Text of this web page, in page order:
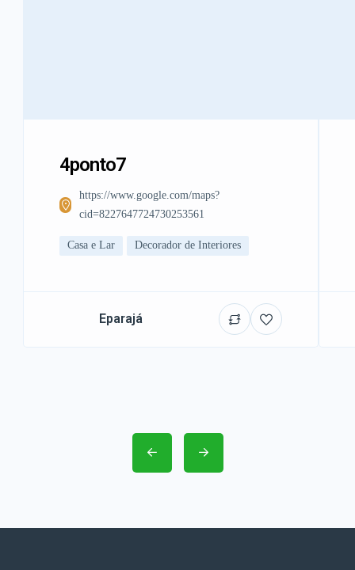
4ponto7
https://www.google.com/maps?
cid=8227647724730253561
Casa e Lar Decorador de Interiores
Eparajá